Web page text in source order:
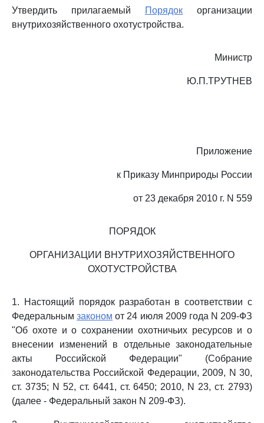
Утвердить прилагаемый Порядок организации
внутрихозяйственного охотустройства.
Министр
Ю.П.ТРУТНЕВ
Приложение
к Приказу Минприроды России
от 23 декабря 2010 г. N 559
ПОРЯДОК
ОРГАНИЗАЦИИ ВНУТРИХОЗЯЙСТВЕННОГО
ОХОТУСТРОЙСТВА
1. Настоящий порядок разработан в соответствии с
Федеральнымзаконом от 24 июля 2009 года N 209-ФЗ
"Об охоте и о сохранении охотничьих ресурсов и о
внесении изменений в отдельные законодательные
акты Российской Федерации" (Собрание
законодательства Российской Федерации, 2009, N 30,
ст. 3735; N 52, ст. 6441, ст. 6450; 2010, N 23, ст. 2793)
(далее - Федеральный закон N 209-ФЗ).